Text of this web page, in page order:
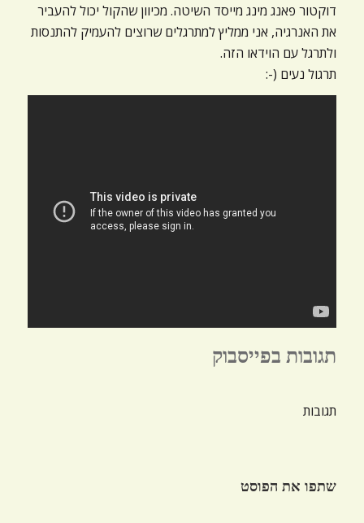
לאפס
את
cached
דוקטור פאנג מינג מייסד השיטה. מכיוון שהקול יכול להעביר
את האנרגיה, אני ממליץ למתרגלים שרוצים להעמיק להתנסות
ולתרגל עם הוידאו הזה.
תרגול נעים (-:
תגובות בפייסבוק
תגובות
שתפו את הפוסט